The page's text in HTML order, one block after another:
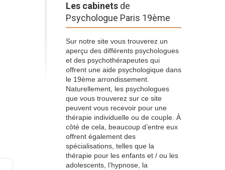
Les cabinets de
Psychologue Paris 19ème
Sur notre site vous trouverez un
aperçu des différents psychologues
et des psychothérapeutes qui
offrent une aide psychologique dans
le 19ème arrondissement.
Naturellement, les psychologues
que vous trouverez sur ce site
peuvent vous recevoir pour une
thérapie individuelle ou de couple. À
côté de cela, beaucoup d’entre eux
offrent également des
spécialisations, telles que la
thérapie pour les enfants et / ou les
adolescents, l’hypnose, la